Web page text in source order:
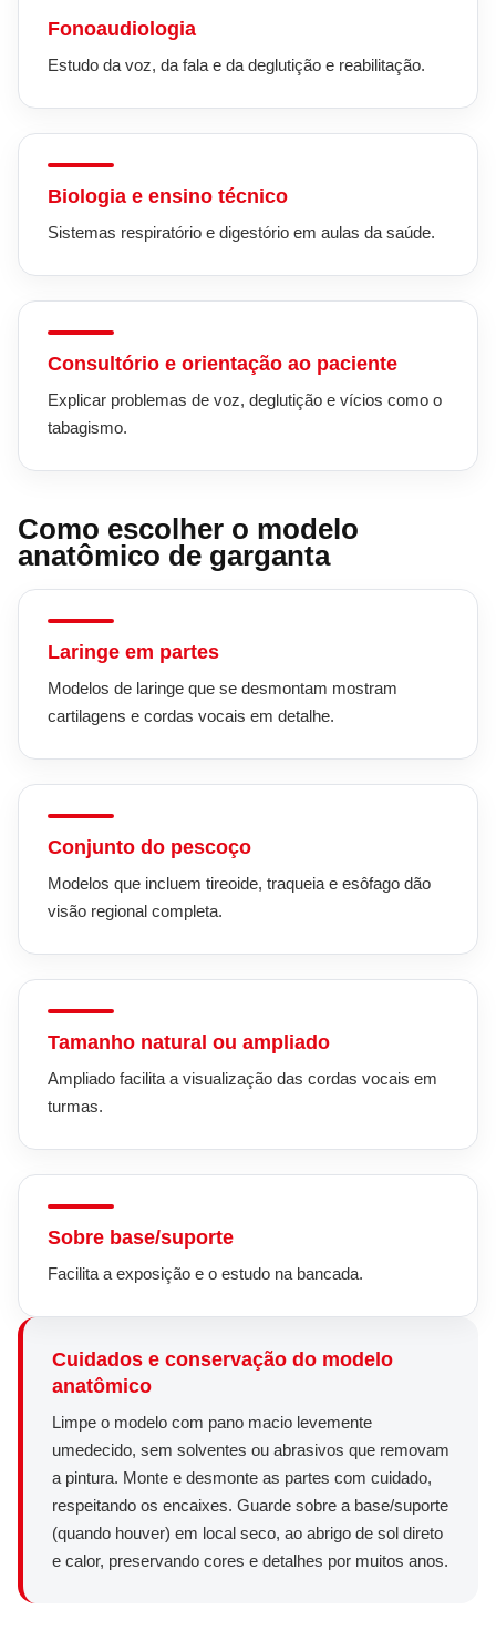
Fonoaudiologia
Estudo da voz, da fala e da deglutição e reabilitação.
Biologia e ensino técnico
Sistemas respiratório e digestório em aulas da saúde.
Consultório e orientação ao paciente
Explicar problemas de voz, deglutição e vícios como o
tabagismo.
Como escolher o modelo
anatômico de garganta
Laringe em partes
Modelos de laringe que se desmontam mostram
cartilagens e cordas vocais em detalhe.
Conjunto do pescoço
Modelos que incluem tireoide, traqueia e esôfago dão
visão regional completa.
Tamanho natural ou ampliado
Ampliado facilita a visualização das cordas vocais em
turmas.
Sobre base/suporte
Facilita a exposição e o estudo na bancada.
Cuidados e conservação do modelo
anatômico
Limpe o modelo com pano macio levemente
umedecido, sem solventes ou abrasivos que removam
a pintura. Monte e desmonte as partes com cuidado,
respeitando os encaixes. Guarde sobre a base/suporte
(quando houver) em local seco, ao abrigo de sol direto
e calor, preservando cores e detalhes por muitos anos.